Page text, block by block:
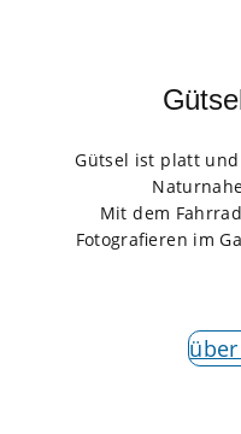
Gütsel ist platt
Mit dem
Fotografieren im